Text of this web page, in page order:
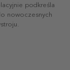
podkreśla
nowoczesnych